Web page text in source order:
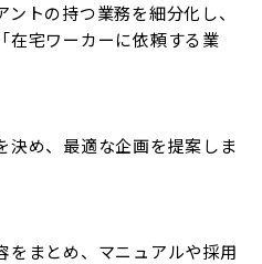
トの持つ業務を細分化し、
在宅ワーカーに依頼する業
決め、最適な企画を提案しま
をまとめ、マニュアルや採用